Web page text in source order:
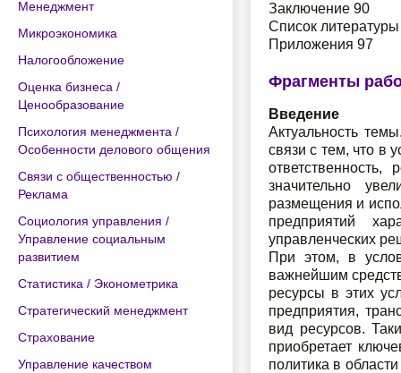
Менеджмент
Микроэкономика
Налогообложение
Оценка бизнеса /
Ценообразование
Психология менеджмента /
Особенности делового общения
Связи с общественностью /
Реклама
Социология управления /
Управление социальным
развитием
Статистика / Эконометрика
Стратегический менеджмент
Страхование
Управление качеством
Заключение 90
Список
Приложения 97
Фрагменты
Введение
Актуальность
связи с тем, что в
ответственность,
значительно
размещения и
предприятий
управленческих
При этом, в
важнейшим
ресурсы в этих
предприятия,
вид ресурсов.
приобретает
политика в